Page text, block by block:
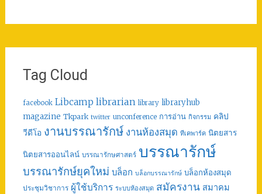
Tag Cloud
facebook Libcamp librarian library libraryhub
magazine Tkpark twitter unconference การอ่าน กิจกรรม คลิป
วีดีโอ งานบรรณารักษ์ งานห้องสมุด ทีเคพาร์ค นิตยสาร
นิตยสารออนไลน์ บรรณารักษศาสตร์ บรรณารักษ์
บรรณารักษ์ยุคใหม่ บล็อก บล็อกบรรณารักษ์ บล็อกห้องสมุด
ประชุมวิชาการ ผู้ใช้บริการ ระบบห้องสมุด สมัครงาน สมาคม